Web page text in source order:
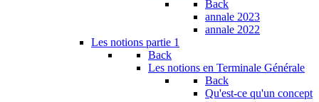
Back
annale 2023
annale 2022
Les notions partie 1
Back
Les notions en Terminale Générale
Back
Qu'est-ce qu'un concept